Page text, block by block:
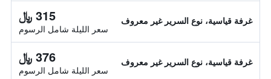
غرفة قياسية، نوع السرير غير معروف 315 ﷼
سعر الليلة شامل الرسوم
غرفة قياسية، نوع السرير غير معروف 376 ﷼
سعر الليلة شامل الرسوم